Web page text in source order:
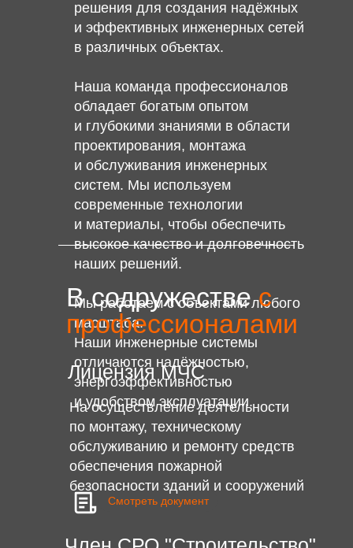
решения для создания надёжных
и эффективных инженерных сетей
в различных объектах.
Наша команда профессионалов
обладает богатым опытом
и глубокими знаниями в области
проектирования, монтажа
и обслуживания инженерных
систем. Мы используем
современные технологии
и материалы, чтобы обеспечить
высокое качество и долговечность
наших решений.
Мы работаем с объектами любого
масштаба.
Наши инженерные системы
отличаются надёжностью,
энергоэффективностью
и удобством эксплуатации.
Смотреть документ
Лицензия МЧС
На осуществление деятельности
по монтажу, техническому
обслуживанию и ремонту средств
обеспечения пожарной
безопасности зданий и сооружений
В содружествес
профессионалами